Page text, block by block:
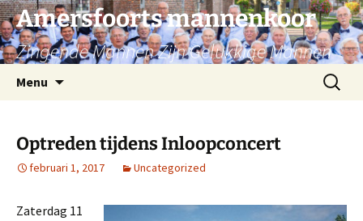
Ga
naar
de
inhoud
Amersfoorts mannenkoor
Zingende Mannen Zijn Gelukkige Mannen
Menu
Zoeken
naar:
Optreden tijdens Inloopconcert
februari 1, 2017 Uncategorized
Zaterdag 11